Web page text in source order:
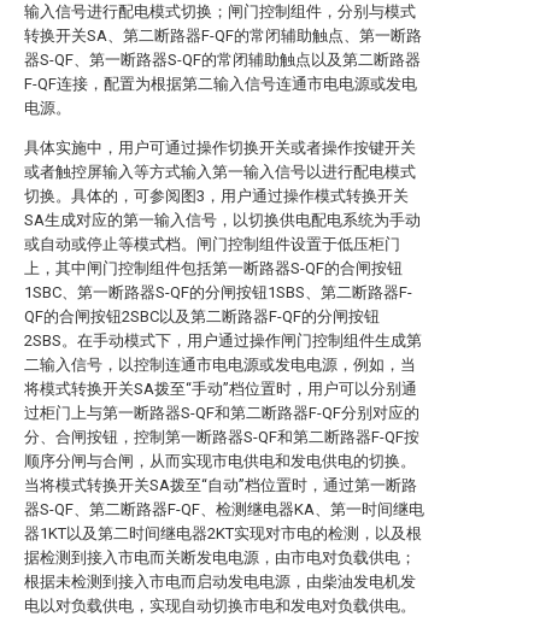
输入信号进行配电模式切换；闸门控制组件，分别与模式
转换开关SA、第二断路器F-QF的常闭辅助触点、第一断路
器S-QF、第一断路器S-QF的常闭辅助触点以及第二断路器
F-QF连接，配置为根据第二输入信号连通市电电源或发电
电源。
具体实施中，用户可通过操作切换开关或者操作按键开关
或者触控屏输入等方式输入第一输入信号以进行配电模式
切换。具体的，可参阅图3，用户通过操作模式转换开关
SA生成对应的第一输入信号，以切换供电配电系统为手动
或自动或停止等模式档。闸门控制组件设置于低压柜门
上，其中闸门控制组件包括第一断路器S-QF的合闸按钮
1SBC、第一断路器S-QF的分闸按钮1SBS、第二断路器F-
QF的合闸按钮2SBC以及第二断路器F-QF的分闸按钮
2SBS。在手动模式下，用户通过操作闸门控制组件生成第
二输入信号，以控制连通市电电源或发电电源，例如，当
将模式转换开关SA拨至“手动”档位置时，用户可以分别通
过柜门上与第一断路器S-QF和第二断路器F-QF分别对应的
分、合闸按钮，控制第一断路器S-QF和第二断路器F-QF按
顺序分闸与合闸，从而实现市电供电和发电供电的切换。
当将模式转换开关SA拨至“自动”档位置时，通过第一断路
器S-QF、第二断路器F-QF、检测继电器KA、第一时间继电
器1KT以及第二时间继电器2KT实现对市电的检测，以及根
据检测到接入市电而关断发电电源，由市电对负载供电；
根据未检测到接入市电而启动发电电源，由柴油发电机发
电以对负载供电，实现自动切换市电和发电对负载供电。